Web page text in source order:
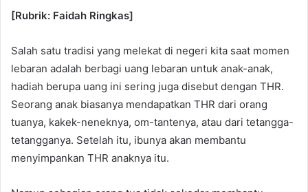
[Rubrik: Faidah Ringkas]
Salah satu tradisi yang melekat di negeri kita saat momen
lebaran adalah berbagi uang lebaran untuk anak-anak,
hadiah berupa uang ini sering juga disebut dengan THR.
Seorang anak biasanya mendapatkan THR dari orang
tuanya, kakek-neneknya, om-tantenya, atau dari tetangga-
tetangganya. Setelah itu, ibunya akan membantu
menyimpankan THR anaknya itu.